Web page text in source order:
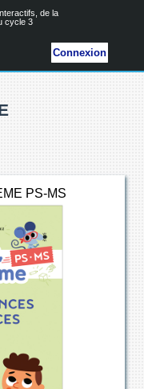
de la
cycle 3
Connexion
PS-MS